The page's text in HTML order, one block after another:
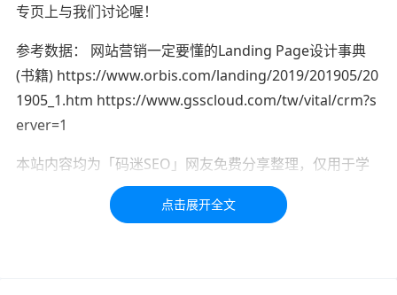
专页上与我们讨论喔！
参考数据： 网站营销一定要懂的Landing Page设计事典
(书籍) https://www.orbis.com/landing/2019/201905/20
1905_1.htm https://www.gsscloud.com/tw/vital/crm?s
erver=1
本站内容均为「码迷SEO」网友免费分享整理，仅用于学
习交流，如有疑问，请联系我们48小时处理！！！！